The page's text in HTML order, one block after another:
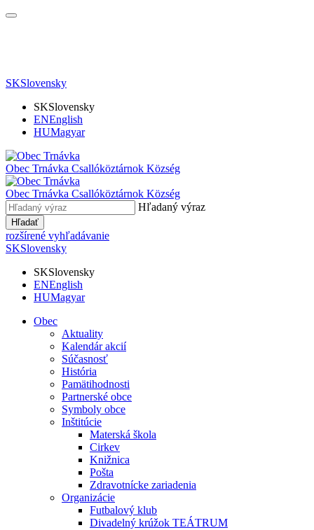
SKSlovensky
SKSlovensky
ENEnglish
HUMagyar
Obec Trnávka Csallóköztárnok Község
Obec Trnávka Csallóköztárnok Község
Hľadaný výraz
Hľadať
rozšírené vyhľadávanie
SKSlovensky
SKSlovensky
ENEnglish
HUMagyar
Obec
Aktuality
Kalendár akcií
Súčasnosť
História
Pamätihodnosti
Partnerské obce
Symboly obce
Inštitúcie
Materská škola
Cirkev
Knižnica
Pošta
Zdravotnícke zariadenia
Organizácie
Futbalový klub
Divadelný krúžok TEÁTRUM